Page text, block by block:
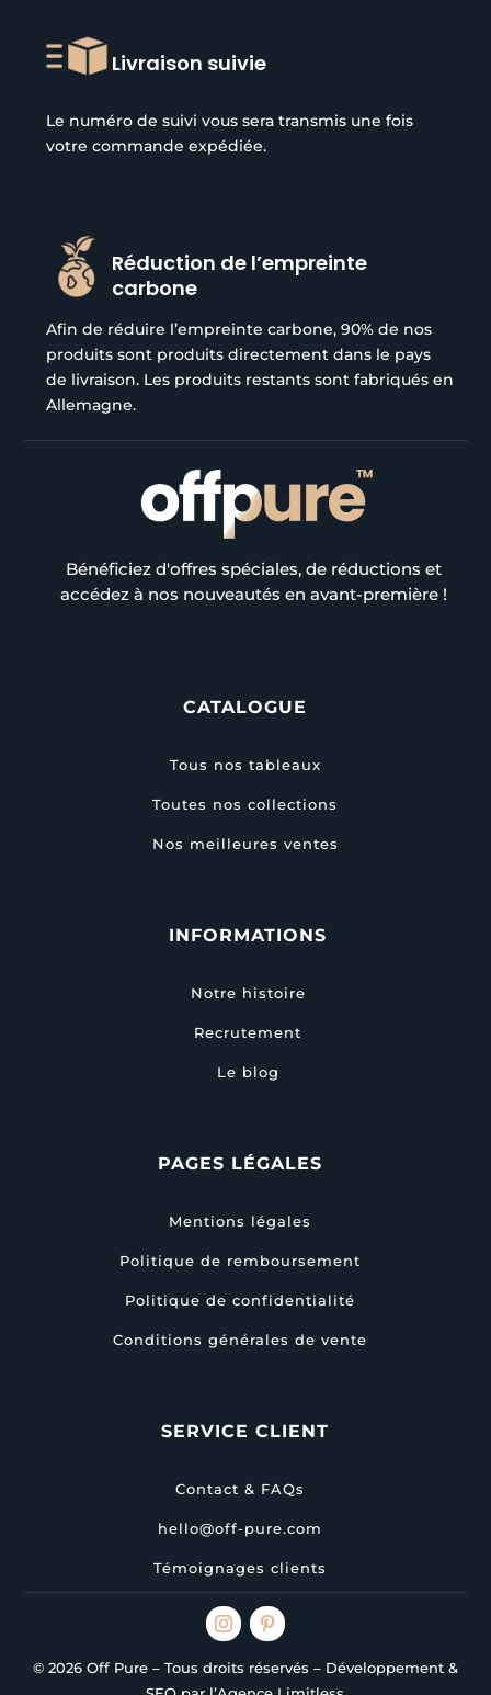
Livraison suivie
Le numéro de suivi vous sera transmis une fois
votre commande expédiée.
Réduction de l’empreinte
carbone
Afin de réduire l’empreinte carbone, 90% de nos
produits sont produits directement dans le pays
de livraison. Les produits restants sont fabriqués en
Allemagne.
Bénéficiez d'offres spéciales, de réductions et
accédez à nos nouveautés en avant-première !
CATALOGUE
Tous nos tableaux
Toutes nos collections
Nos meilleures ventes
INFORMATIONS
Notre histoire
Recrutement
Le blog
PAGES LÉGALES
Mentions légales
Politique de remboursement
Politique de confidentialité
Conditions générales de vente
SERVICE CLIENT
Contact & FAQs
hello@off-pure.com
Témoignages clients
© 2026 Off Pure – Tous droits réservés – Développement &